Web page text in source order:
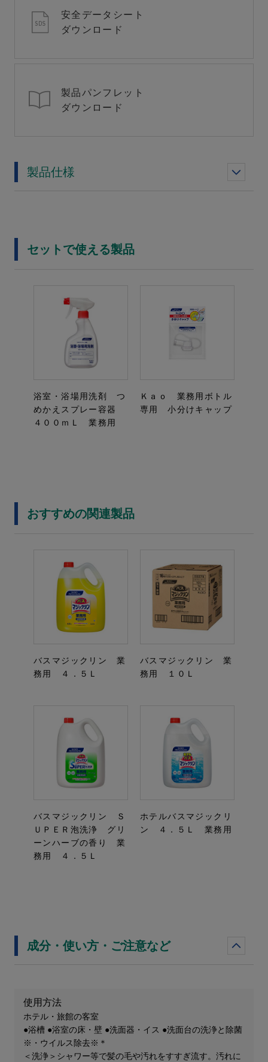
安全データシート
ダウンロード
製品パンフレット
ダウンロード
製品仕様
セットで使える製品
浴室・浴場用洗剤 つ
めかえスプレー容器
４００ｍＬ 業務用
Ｋａｏ 業務用ボトル
専用 小分けキャップ
おすすめの関連製品
バスマジックリン 業
務用 ４．５Ｌ
バスマジックリン 業
務用 １０Ｌ
バスマジックリン Ｓ
ＵＰＥＲ泡洗浄 グリ
ーンハーブの香り 業
務用 ４．５Ｌ
ホテルバスマジックリ
ン ４．５Ｌ 業務用
成分・使い方・ご注意など
使用方法
ホテル・旅館の客室
●浴槽 ●浴室の床・壁 ●洗面器・イス ●洗面台の洗浄と除菌
※・ウイルス除去※＊
＜洗浄＞シャワー等で髪の毛や汚れをすすぎ流す。汚れに